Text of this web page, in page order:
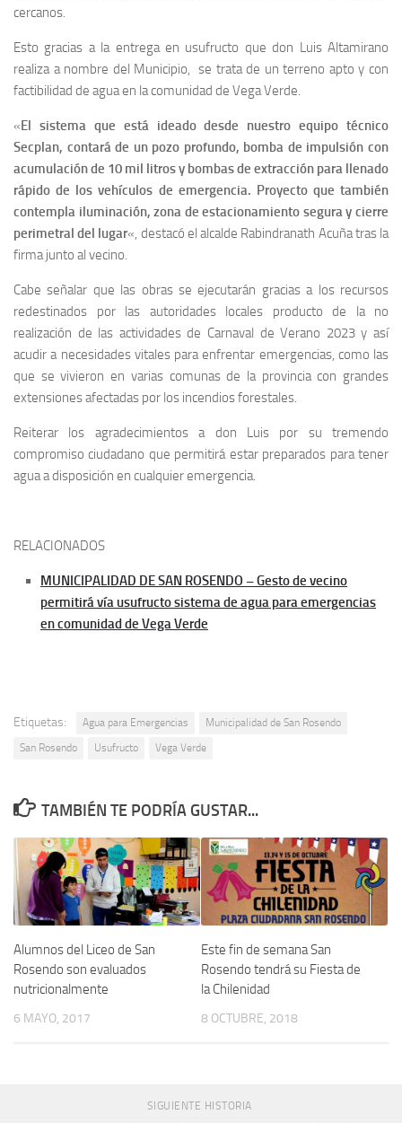
cercanos.
Esto gracias a la entrega en usufructo que don Luis Altamirano
realiza a nombre del Municipio, se trata de un terreno apto y con
factibilidad de agua en la comunidad de Vega Verde.
«El sistema que está ideado desde nuestro equipo técnico
Secplan, contará de un pozo profundo, bomba de impulsión con
acumulación de 10 mil litros y bombas de extracción para llenado
rápido de los vehículos de emergencia. Proyecto que también
contempla iluminación, zona de estacionamiento segura y cierre
perimetral del lugar«, destacó el alcalde Rabindranath Acuña tras la
firma junto al vecino.
Cabe señalar que las obras se ejecutarán gracias a los recursos
redestinados por las autoridades locales producto de la no
realización de las actividades de Carnaval de Verano 2023 y así
acudir a necesidades vitales para enfrentar emergencias, como las
que se vivieron en varias comunas de la provincia con grandes
extensiones afectadas por los incendios forestales.
Reiterar los agradecimientos a don Luis por su tremendo
compromiso ciudadano que permitirá estar preparados para tener
agua a disposición en cualquier emergencia.
RELACIONADOS
MUNICIPALIDAD DE SAN ROSENDO – Gesto de vecino
permitirá vía usufructo sistema de agua para emergencias
en comunidad de Vega Verde
Etiquetas: Agua para Emergencias
Municipalidad de San Rosendo
San Rosendo
Usufructo Vega Verde
TAMBIÉN TE PODRÍA GUSTAR...
Alumnos del Liceo de San
Rosendo son evaluados
nutricionalmente
6 MAYO, 2017
Este fin de semana San
Rosendo tendrá su Fiesta de
la Chilenidad
8 OCTUBRE, 2018
SIGUIENTE HISTORIA